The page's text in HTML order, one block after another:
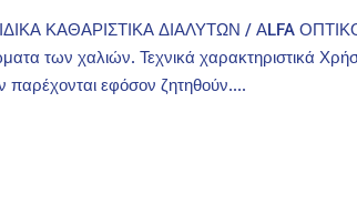
ΚΑΘΑΡΙΣΤΙΚΑ ΔΙΑΛΥΤΩΝ / ΑLFA
των χαλιών. Τεχνικά χαρακτηριστικά
παρέχονται εφόσον ζητηθούν....